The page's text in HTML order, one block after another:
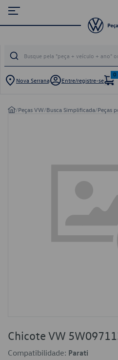
Nova Serrana Entre/registre-se
0
/Peças VW/Busca Simplificada/Peças
Chicote VW
Compatibilidade: Parati